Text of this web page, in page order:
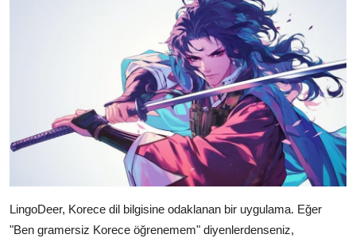
LingoDeer, Korece dil bilgisine odaklanan bir uygulama. Eğer
"Ben gramersiz Korece öğrenemem" diyenlerdenseniz,